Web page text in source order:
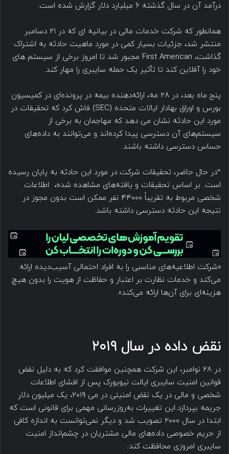
درآمد آن در سال گذشته ۶ میلیارد دلار گزارش شده است.
همانطور که شرکت خدمات مالی در بیانیه ای که در ۲۱ دسامبر
منتشر شد، جزئیات بسیار کمی در مورد ماهیت حادثه به اشتراک
گذاشت، First American مجبور شد تا امروز برخی از سیستم های
خود را آفلاین کند تا تأثیر یک حمله سایبری را مهار کند.
پنج ماه بعد، در ۲۸ مه، ارائه‌دهنده بیمه در پرونده‌ای در کمیسیون
بورس و اوراق بهادار ایالات متحده (SEC) فاش کرد که تحقیقات در
مورد این حادثه نشان می دهد که مهاجمان به برخی از
سیستم‌های آن دسترسی پیدا کرده‌اند و می‌توانند به داده‌های
حساس دسترسی داشته باشند.
“در حال حاضر، تحقیقات شرکت در مورد این حادثه به پایان رسیده
است. بر اساس تحقیقات و یافته‌های مشاهده شده، اطلاعات
شخصی مربوط به تقریباً ۴۴۰۰۰ نفر ممکن است بدون مجوز در
نتیجه این حادثه دسترسی داشته باشد.
«شرکت اطلاعیه‌های مناسبی را به افراد احتمالی آسیب‌دیده ارائه
می‌کند و خدمات نظارت بر اعتبار و حفاظت از هویت را بدون هیچ
هزینه‌ای برای آن‌ها ارائه می‌کند».
نقض داده در سال ۲۰۱۹
در ۲۸ نوامبر، این شرکت همچنین موافقت کرد که به دلیل نقض
قوانین امنیت سایبری ایالت نیویورک پس از افشای اطلاعات
شخصی و مالی در یک نقض امنیتی در می ۲۰۱۹، یک میلیون دلار
جریمه بپردازد.این تغییرات به‌روزرسانی مهمی برای قانونی است که
ابتدا در سال ۲۰۰۰ تصویب شد و دیگر نمی‌توانست به اندازه کافی
از حریم خصوصی داده‌های مالی مشتریان در چشم‌انداز امنیت
سایبری امروزی محافظت کند.